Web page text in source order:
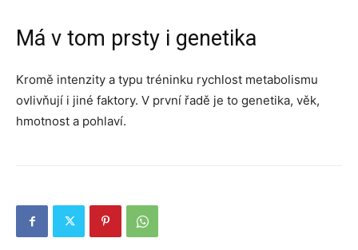
Má v tom prsty i genetika
Kromě intenzity a typu tréninku rychlost metabolismu
ovlivňují i ​​jiné faktory. V první řadě je to genetika, věk,
hmotnost a pohlaví.